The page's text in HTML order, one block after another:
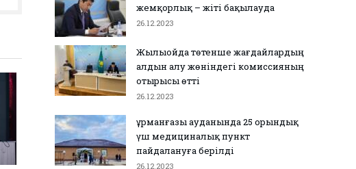
жемқорлық – жіті бақылауда
26.12.2023
Жылыойда төтенше жағдайлардың
алдын алу жөніндегі комиссияның
отырысы өтті
26.12.2023
Құрманғазы ауданында 25 орындық
үш медициналық пункт
пайдалануға берілді
26.12.2023